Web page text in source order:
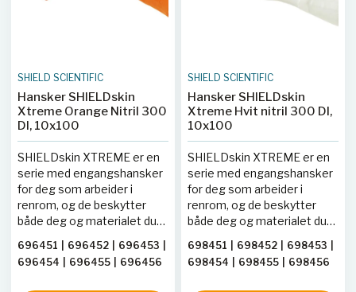
SHIELD SCIENTIFIC
Hansker SHIELDskin
Xtreme Orange Nitril 300
DI, 10x100
SHIELDskin XTREME er en
serie med engangshansker
for deg som arbeider i
renrom, og de beskytter
både deg og materialet du
laboratorie- og
engangshansker inneholder
696451 696452 696453
696454
696455 696456
SHIELD SCIENTIFIC
Hansker SHIELDskin
Xtreme Hvit nitril 300 DI,
10x100
SHIELDskin XTREME er en
serie med engangshansker
for deg som arbeider i
renrom, og de beskytter
både deg og materialet du
laboratorie- og
engangshansker inneholder
698451 698452 698453
698454
698455 698456